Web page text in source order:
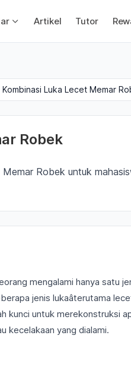
Artikel Tutor
Kombinasi Luka Lecet Memar
Robek
Robek untuk
mengalami hanya satu
jenis lukaâterutama
kunci untuk merekonstruksi
kecelakaan yang dialami.